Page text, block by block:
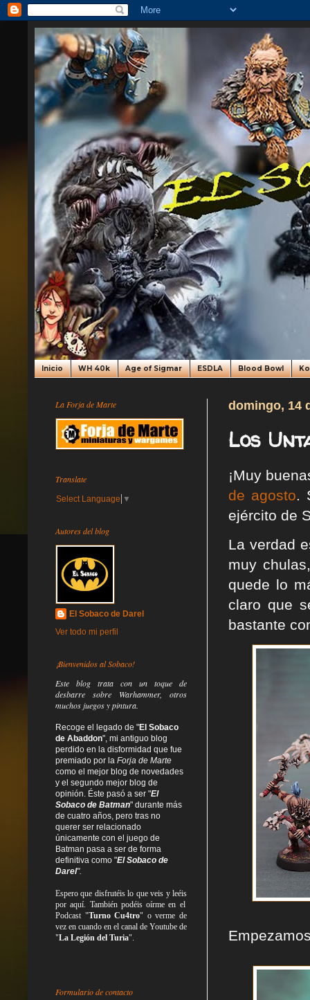
Inicio WH 40k Age of Sigmar ESDLA Blood Bowl
domingo, 14
Los
¡Muy
de agosto.
ejército de
La verdad
muy
quede lo
claro que
bastante
La Forja de Marte
Translate
Select Language ▼
Autores del blog
El Sobaco de Darel
Ver todo mi perfil
¡Bienvenidos al Sobaco!
Este blog trata con un toque de
desbarre sobre Warhammer, otros
muchos juegos y pintura.
Recoge el legado de "El Sobaco
de Abaddon", mi antiguo blog
perdido en la disformidad que fue
premiado por la Forja de Marte
como el mejor blog de novedades
y el segundo mejor blog de
opinión. Éste pasó a ser "El
Sobaco de Batman" durante más
de cuatro años, pero tras no
querer ser relacionado
únicamente con el juego de
Batman pasa a ser de forma
definitiva como "El Sobaco de
Darel".
Espero que disfrutéis lo queveis yleéis
por aquí. También podéis oírme en el
Podcast "Turno Cu4tro" o verme de
vez en cuando en el canal de Youtube de
"La Legión del Turia".
Formulario de contacto